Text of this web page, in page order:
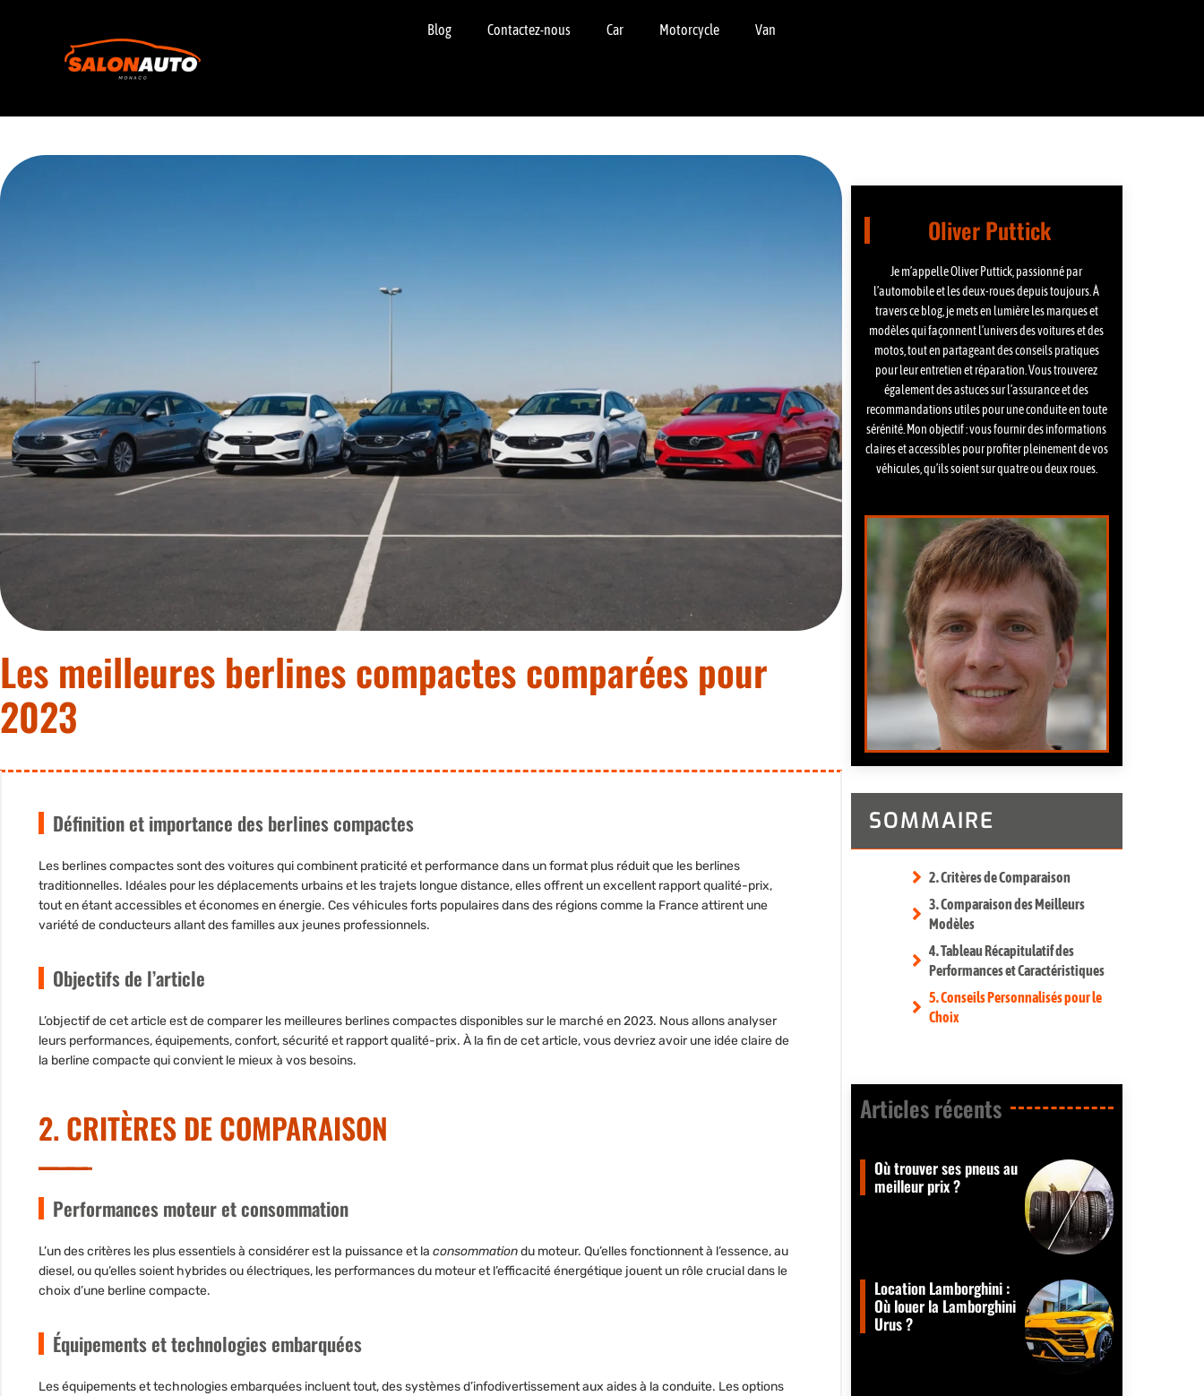
Blog Contactez-nous Car Motorcycle Van
Les meilleures berlines compactes comparées pour
2023
Définition et importance des berlines compactes
Les berlines compactes sont des voitures qui combinent praticité et performance dans un format plus réduit que les berlines
traditionnelles. Idéales pour les déplacements urbains et les trajets longue distance, elles offrent un excellent rapport qualité-prix,
tout en étant accessibles et économes en énergie. Ces véhicules forts populaires dans des régions comme la France attirent une
variété de conducteurs allant des familles aux jeunes professionnels.
Objectifs de l’article
L’objectif de cet article est de comparer les meilleures berlines compactes disponibles sur le marché en 2023. Nous allons analyser
leurs performances, équipements, confort, sécurité et rapport qualité-prix. À la fin de cet article, vous devriez avoir une idée claire de
la berline compacte qui convient le mieux à vos besoins.
2. CRITÈRES DE COMPARAISON
Performances moteur et consommation
L’un des critères les plus essentiels à considérer est la puissanceet la consommationdu moteur. Qu’elles fonctionnent à l’essence, au
diesel, ou qu’elles soient hybrides ou électriques, les performances du moteur et l’efficacité énergétique jouent un rôle crucial dans le
choix d’une berline compacte.
Équipements et technologies embarquées
Les équipements et technologies embarquées incluent tout, des systèmes d’infodivertissement aux aides à la conduite. Les options
Oliver Puttick
Je m’appelle Oliver Puttick, passionné par
l’automobile et les deux-roues depuis toujours. À
travers ce blog, je mets en lumière les marques et
modèles qui façonnent l’univers des voitures et des
motos, tout en partageant des conseils pratiques
pour leur entretien et réparation. Vous trouverez
également des astuces sur l’assurance et des
recommandations utiles pour une conduite en toute
sérénité. Mon objectif : vous fournir des informations
claires et accessibles pour profiter pleinement de vos
véhicules, qu’ils soient sur quatre ou deux roues.
SOMMAIRE
2. Critères de Comparaison
3. Comparaison des Meilleurs
Modèles
4. Tableau Récapitulatif des
Performances et Caractéristiques
5. Conseils Personnalisés pour le
Choix
Articles récents​
Où trouver ses pneus au
meilleur prix ?
Location Lamborghini :
Où louer la Lamborghini
Urus ?